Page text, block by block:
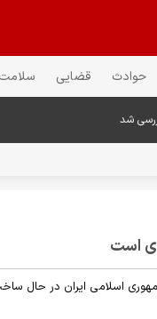
حوادث قضایی سلامت
شد
است
اسلامی ایران در حال